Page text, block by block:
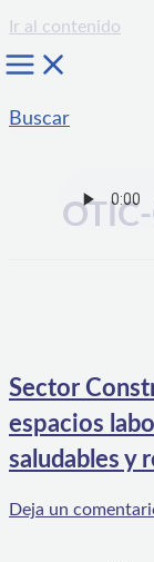
Ir al contenido
Buscar
Sector
espacios
saludables y
Deja un